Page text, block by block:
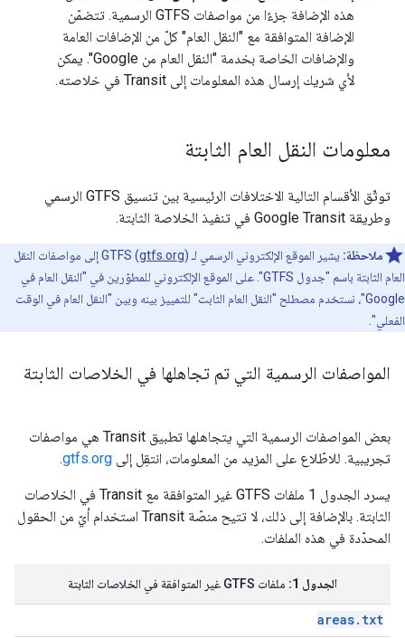
هذه الإضافة جزءًا من مواصفات GTFS الرسمية. تتضمّن
الإضافة المتوافقة مع "النقل العام" كلّ من الإضافات العامة
والإضافات الخاصة بخدمة "النقل العام من Google". يمكن
لأي شريك إرسال هذه المعلومات إلى Transit في خلاصته.
معلومات النقل العام الثابتة
توثّق الأقسام التالية الاختلافات الرئيسية بين تنسيق GTFS الرسمي
وطريقة Google Transit في تنفيذ الخلاصة الثابتة.
ملاحظة: يشير الموقع الإلكتروني الرسمي لـ GTFS ( gtfs.org
) إلى مواصفات النقل
العام الثابتة باسم "جدول GTFS". على الموقع الإلكتروني للمطوّرين في "النقل العام في
Google"، نستخدم مصطلح "النقل العام الثابت" للتمييز بينه وبين "النقل العام في الوقت
الفعلي".
المواصفات الرسمية التي تم تجاهلها في الخلاصات الثابتة
بعض المواصفات الرسمية التي يتجاهلها تطبيق Transit هي مواصفات
تجريبية. للاطّلاع على المزيد من المعلومات، انتقِل إلى gtfs.org
.
يسرد الجدول 1 ملفات GTFS غير المتوافقة مع Transit في الخلاصات
الثابتة. بالإضافة إلى ذلك، لا تتيح منصّة Transit استخدام أيّ من الحقول
المحدّدة في هذه الملفات.
الجدول 1: ملفات GTFS غير المتوافقة في الخلاصات الثابتة
areas.txt